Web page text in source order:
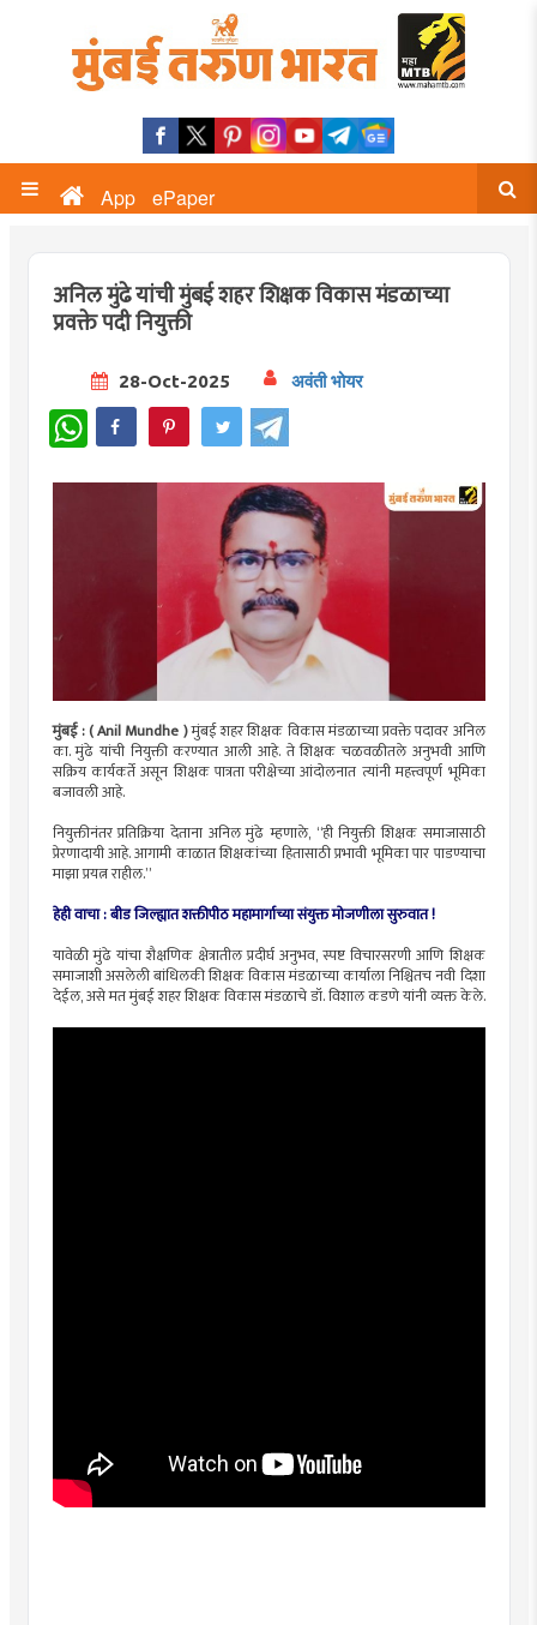
App ePaper
अनिल मुंढे यांची मुंबई शहर शिक्षक विकास मंडळाच्या
प्रवक्ते पदी नियुक्ती
28-Oct-2025 अवंती भोयर
WhatsApp
मुंबई : ( Anil Mundhe )मुंबई शहर शिक्षक विकास मंडळाच्या प्रवक्ते पदावर अनिल
का. मुंढे यांची नियुक्ती करण्यात आली आहे. ते शिक्षक चळवळीतले अनुभवी आणि
सक्रिय कार्यकर्ते असून शिक्षक पात्रता परीक्षेच्या आंदोलनात त्यांनी महत्त्वपूर्ण भूमिका
बजावली आहे.
नियुक्तीनंतर प्रतिक्रिया देताना अनिल मुंढे म्हणाले, “ही नियुक्ती शिक्षक समाजासाठी
प्रेरणादायी आहे. आगामी काळात शिक्षकांच्या हितासाठी प्रभावी भूमिका पार पाडण्याचा
माझा प्रयत्न राहील.”
हेही वाचा :बीड जिल्ह्यात शक्तीपीठ महामार्गाच्या संयुक्त मोजणीला सुरुवात !
यावेळी मुंढे यांचा शैक्षणिक क्षेत्रातील प्रदीर्घ अनुभव, स्पष्ट विचारसरणी आणि शिक्षक
समाजाशी असलेली बांधिलकी शिक्षक विकास मंडळाच्या कार्याला निश्चितच नवी दिशा
देईल, असे मत मुंबई शहर शिक्षक विकास मंडळाचे डॉ. विशाल कडणे यांनी व्यक्त केले.